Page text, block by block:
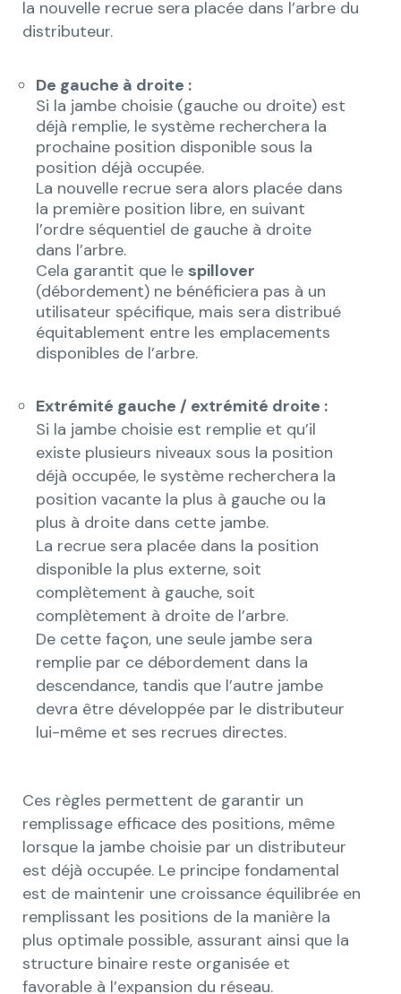
la nouvelle recrue sera placée dans l’arbre du
distributeur.
De gauche à droite :
Si la jambe choisie (gauche ou droite) est
déjà remplie, le système recherchera la
prochaine position disponible sous la
position déjà occupée.
La nouvelle recrue sera alors placée dans
la première position libre, en suivant
l’ordre séquentiel de gauche à droite
dans l’arbre.
Cela garantit que le spillover
(débordement) ne bénéficiera pas à un
utilisateur spécifique, mais sera distribué
équitablement entre les emplacements
disponibles de l’arbre.
Extrémité gauche / extrémité droite :
Si la jambe choisie est remplie et qu’il
existe plusieurs niveaux sous la position
déjà occupée, le système recherchera la
position vacante la plus à gauche ou la
plus à droite dans cette jambe.
La recrue sera placée dans la position
disponible la plus externe, soit
complètement à gauche, soit
complètement à droite de l’arbre.
De cette façon, une seule jambe sera
remplie par ce débordement dans la
descendance, tandis que l’autre jambe
devra être développée par le distributeur
lui-même et ses recrues directes.
Ces règles permettent de garantir un
remplissage efficace des positions, même
lorsque la jambe choisie par un distributeur
est déjà occupée. Le principe fondamental
est de maintenir une croissance équilibrée en
remplissant les positions de la manière la
plus optimale possible, assurant ainsi que la
structure binaire reste organisée et
favorable à l’expansion du réseau.